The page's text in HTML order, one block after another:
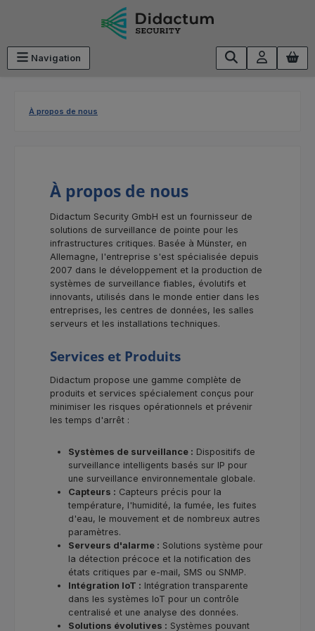
Passer au contenu principal
Navigation
À propos de nous
À propos de nous
Didactum Security GmbH est un fournisseur de
solutions de surveillance de pointe pour les
infrastructures critiques. Basée à Münster, en
Allemagne, l'entreprise s'est spécialisée depuis
2007 dans le développement et la production de
systèmes de surveillance fiables, évolutifs et
innovants, utilisés dans le monde entier dans les
entreprises, les centres de données, les salles
serveurs et les installations techniques.
Services et Produits
Didactum propose une gamme complète de
produits et services spécialement conçus pour
minimiser les risques opérationnels et prévenir
les temps d'arrêt :
Systèmes de surveillance : Dispositifs de
surveillance intelligents basés sur IP pour
une surveillance environnementale globale.
Capteurs : Capteurs précis pour la
température, l'humidité, la fumée, les fuites
d'eau, le mouvement et de nombreux autres
paramètres.
Serveurs d'alarme : Solutions système pour
la détection précoce et la notification des
états critiques par e-mail, SMS ou SNMP.
Intégration IoT : Intégration transparente
dans les systèmes IoT pour un contrôle
centralisé et une analyse des données.
Solutions évolutives : Systèmes pouvant